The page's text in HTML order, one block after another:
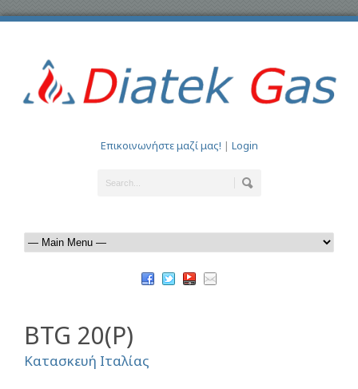
Επικοινωνήστε μαζί μας! | Login
BTG 20(P)
Κατασκευή Ιταλίας